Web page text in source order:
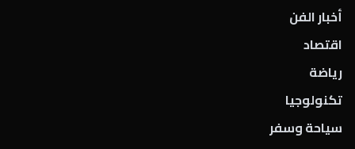
أخبار الفن
اقتصاد
رياضة
تكنولوجيا
سياحة وسفر